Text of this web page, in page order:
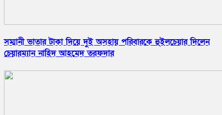
সম্মানী ভাতার টাকা দিয়ে দুই অসহায় পরিবারকে হুইলচেয়ার দিলেন
চেয়ারম্যান নাহিদ আহমেদ তরফদার